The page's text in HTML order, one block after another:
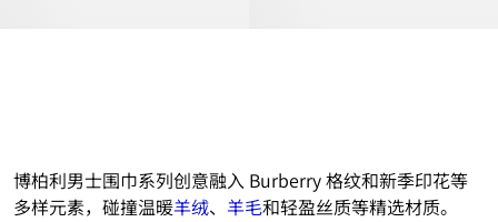
博柏利男士围巾系列创意融入 Burberry 格纹和新季印花等
多样元素，碰撞温暖羊绒、 羊毛和轻盈丝质等精选材质。